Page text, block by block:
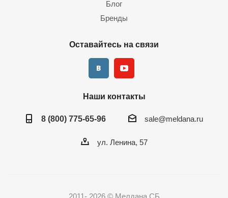
Блог
Бренды
Оставайтесь на связи
Наши контакты
8 (800) 775-65-96 sale@meldana.ru
ул. Ленина, 57
2011- 2026 © Мелдана СБ